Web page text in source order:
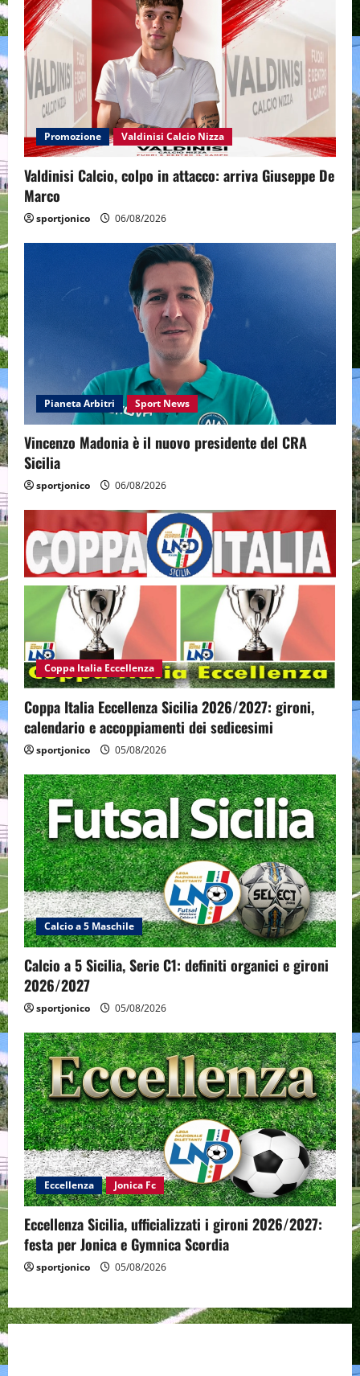
Promozione Valdinisi Calcio Nizza
Valdinisi Calcio, colpo in attacco: arriva Giuseppe De
Marco
sportjonico 06/08/2026
Pianeta Arbitri Sport News
Vincenzo Madonia è il nuovo presidente del CRA
Sicilia
sportjonico 06/08/2026
Coppa Italia Eccellenza
Coppa Italia Eccellenza Sicilia 2026/2027: gironi,
calendario e accoppiamenti dei sedicesimi
sportjonico 05/08/2026
Calcio a 5 Maschile
Calcio a 5 Sicilia, Serie C1: definiti organici e gironi
2026/2027
sportjonico 05/08/2026
Eccellenza Jonica Fc
Eccellenza Sicilia, ufficializzati i gironi 2026/2027:
festa per Jonica e Gymnica Scordia
sportjonico 05/08/2026